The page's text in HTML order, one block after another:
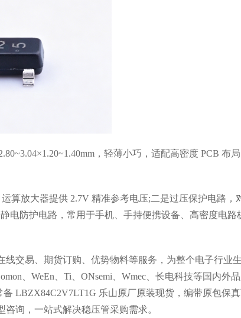
，轻薄小巧，适配高密度 PCB 布
放大器提供 2.7V 精准参考电压;二是过压保护电路，
电防护电路，常用于手机、手持便携设备、高密度电路
交易、期货订购、优势物料等服务，为整个电子行业
、WeEn、Ti、ONsemi、Wmec、长电科技等国内外
LBZX84C2V7LT1G 乐山原厂原装现货，编带原包保
询，一站式解决稳压管采购需求。